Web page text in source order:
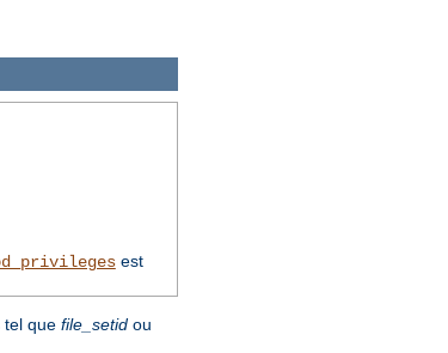
est
tel que file_setid ou